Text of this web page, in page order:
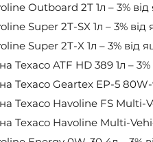
Outboard 2T 1л – 3%
Super 2T-SX 1л – 3%
Super 2T-X 1л – 3% від
Texaco ATF HD 389 1л –
Texaco Geartex EP-5
Texaco Havoline FS Multi-
Texaco Havoline Multi-